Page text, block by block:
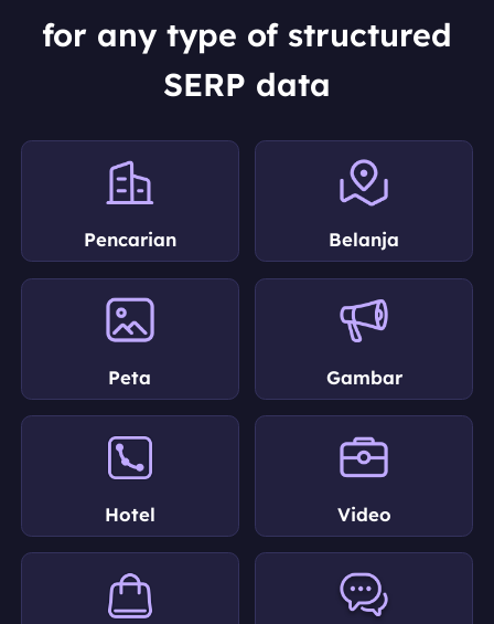
for any type of structured
SERP data
Pencarian Belanja
Peta Gambar
Hotel Video